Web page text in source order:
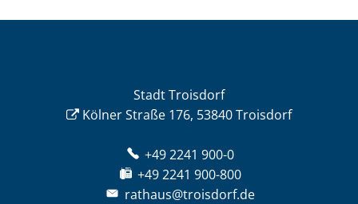
Stadt Troisdorf
Kölner Straße 176, 53840 Troisdorf
+49 2241 900-0
+49 2241 900-800
rathaus@troisdorf.de